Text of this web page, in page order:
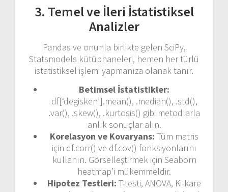
3. Temel ve İleri İstatistiksel
Analizler
Pandas ve onunla birlikte gelen SciPy,
Statsmodels kütüphaneleri, hemen her türlü
istatistiksel işlemi yapmanıza olanak tanır.
Betimsel İstatistikler:
df[‘degisken’].mean(), .median(), .std(),
.var(), .skew(), .kurtosis() gibi metodlarla
anlık sonuçlar alın.
Korelasyon ve Kovaryans: Tüm matris
için df.corr() ve df.cov() fonksiyonlarını
kullanın. Görselleştirmek için Seaborn
heatmap’i mükemmeldir.
Hipotez Testleri: T-testi, ANOVA, Ki-kare